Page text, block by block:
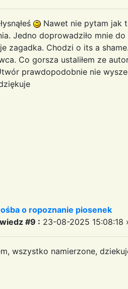
Nawet nie pytam jak
Jedno doprowadziło mnie
zagadka. Chodzi o its a
Co gorsza ustaliłem ze
prawdopodobnie nie
o ropoznanie piosenek
#9 : 23-08-2025 15:08:18
wszystko namierzone,